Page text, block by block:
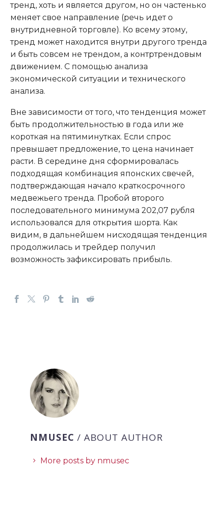
тренд, хоть и является другом, но он частенько
меняет свое направление (речь идет о
внутридневной торговле). Ко всему этому,
тренд может находится внутри другого тренда
и быть совсем не трендом, а контртрендовым
движением. С помощью анализа
экономической ситуации и технического
анализа.
Вне зависимости от того, что тенденция может
быть продолжительностью в года или же
короткая на пятиминутках. Если спрос
превышает предложение, то цена начинает
расти. В середине дня сформировалась
подходящая комбинация японских свечей,
подтверждающая начало краткосрочного
медвежьего тренда. Пробой второго
последовательного минимума 202,07 рубля
использовался для открытия шорта. Как
видим, в дальнейшем нисходящая тенденция
продолжилась и трейдер получил
возможность зафиксировать прибыль.
NMUSEC / ABOUT AUTHOR
More posts by nmusec